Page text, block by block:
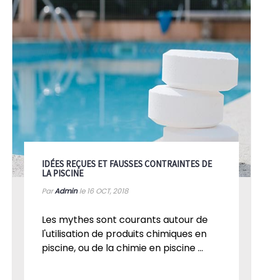
IDÉES REÇUES ET FAUSSES CONTRAINTES DE
LA PISCINE
ParAdminle 16 OCT, 2018
Les mythes sont courants autour de
l'utilisation de produits chimiques en
piscine, ou de la chimie en piscine ...